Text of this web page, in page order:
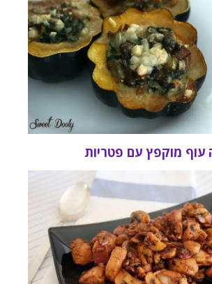
עוף מוקפץ עם פטריות